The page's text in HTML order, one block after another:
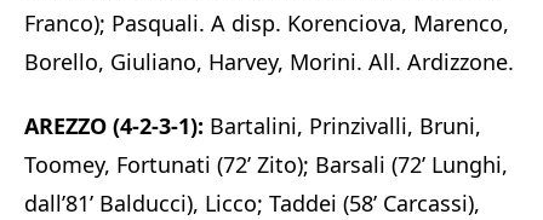
Franco); Pasquali. A disp. Korenciova, Marenco,
Borello, Giuliano, Harvey, Morini. All. Ardizzone.
AREZZO (4-2-3-1): Bartalini, Prinzivalli, Bruni,
Toomey, Fortunati (72’ Zito); Barsali (72’ Lunghi,
dall’81’ Balducci), Licco; Taddei (58’ Carcassi),